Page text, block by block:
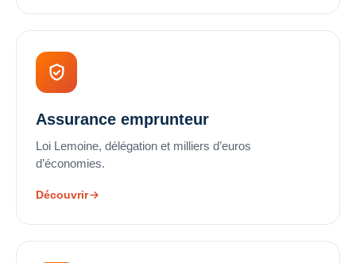
Assurance emprunteur
Loi Lemoine, délégation et milliers d’euros
d’économies.
Découvrir